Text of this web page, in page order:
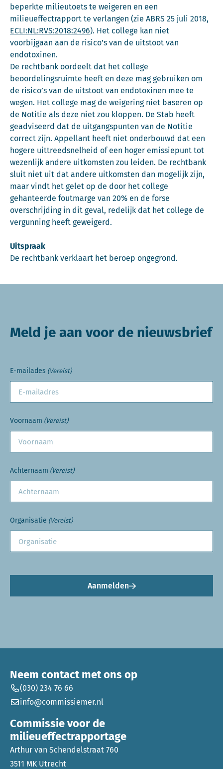
beperkte milieutoets te weigeren en een
milieueffectrapport te verlangen (zie ABRS 25 juli 2018,
ECLI:NL:RVS:2018:2496). Het college kan niet
voorbijgaan aan de risico’s van de uitstoot van
endotoxinen.
De rechtbank oordeelt dat het college
beoordelingsruimte heeft en deze mag gebruiken om
de risico’s van de uitstoot van endotoxinen mee te
wegen. Het college mag de weigering niet baseren op
de Notitie als deze niet zou kloppen. De Stab heeft
geadviseerd dat de uitgangspunten van de Notitie
correct zijn. Appellant heeft niet onderbouwd dat een
hogere uittreedsnelheid of een hoger emissiepunt tot
wezenlijk andere uitkomsten zou leiden. De rechtbank
sluit niet uit dat andere uitkomsten dan mogelijk zijn,
maar vindt het gelet op de door het college
gehanteerde foutmarge van 20% en de forse
overschrijding in dit geval, redelijk dat het college de
vergunning heeft geweigerd.
Uitspraak
De rechtbank verklaart het beroep ongegrond.
Meld je aan voor de nieuwsbrief
E-mailades (Vereist)
Voornaam (Vereist)
Achternaam (Vereist)
Organisatie (Vereist)
Aanmelden
Neem contact met ons op
(030) 234 76 66
info@commissiemer.nl
Commissie voor de
milieueffectrapportage
Arthur van Schendelstraat 760
3511 MK Utrecht